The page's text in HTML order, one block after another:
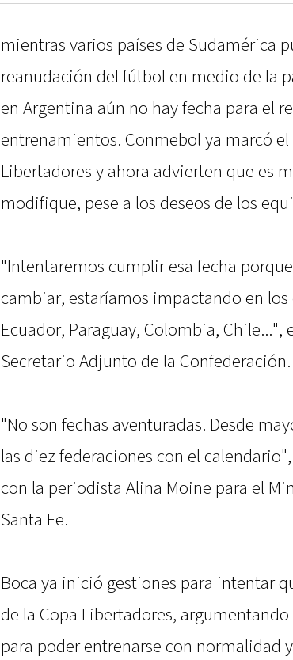
mientras varios países de Sudamérica
reanudación del fútbol en medio de la
en Argentina aún no hay fecha para el
entrenamientos. Conmebol ya marcó
Libertadores y ahora advierten que es
modifique, pese a los deseos de los
"Intentaremos cumplir esa fecha
cambiar, estaríamos impactando en
Ecuador, Paraguay, Colombia, Chile...",
Secretario Adjunto de la Confederación.
"No son fechas aventuradas. Desde
las diez federaciones con el
con la periodista Alina Moine para el
Santa Fe.
Boca ya inició gestiones para intentar
de la Copa Libertadores,
para poder entrenarse con normalidad